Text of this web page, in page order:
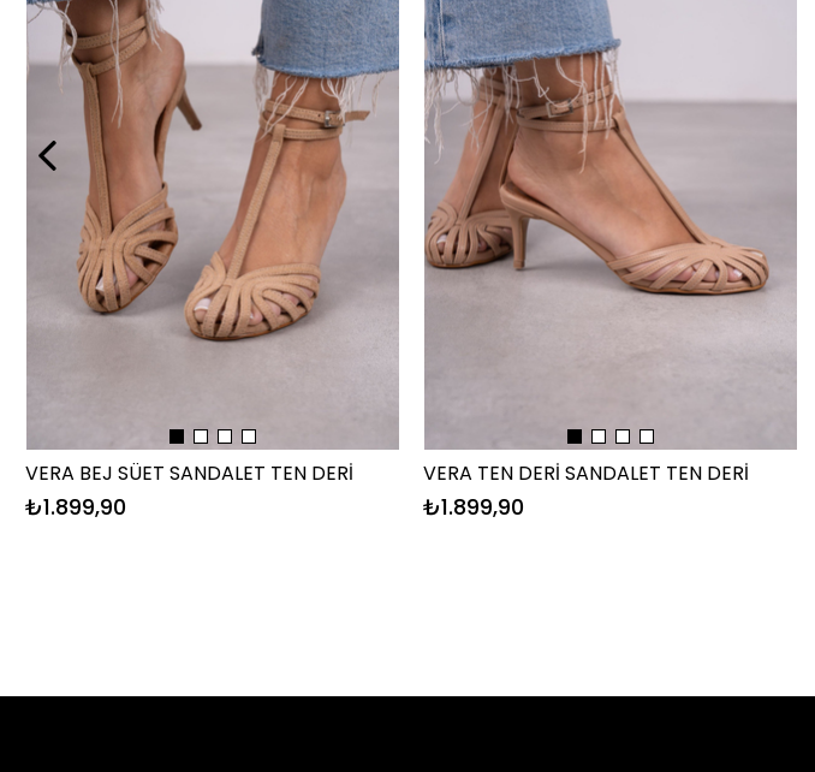
VERA BEJ SÜET SANDALET TEN DERİ
₺1.899,90
VERA TEN DERİ SANDALET TEN DERİ
₺1.899,90